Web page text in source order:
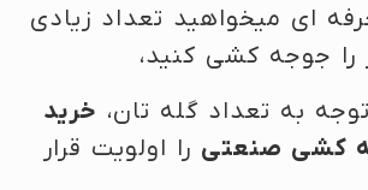
ای میخواهید تعداد زیادی
را جوجه کشی کنید،
به تعداد گله تان، خرید
کشی صنعتی را اولویت قرار